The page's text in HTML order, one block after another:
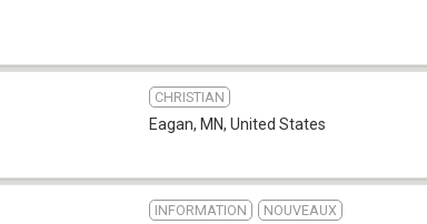
CHRISTIAN
Eagan, MN, United States
INFORMATION
NOUVEAUX